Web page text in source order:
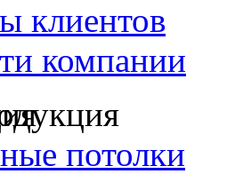
клиентов
компании
потолки